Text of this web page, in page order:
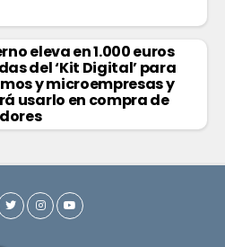
eleva en 1.000 euros
del ‘Kit Digital’ para
y microempresas y
usarlo en compra de